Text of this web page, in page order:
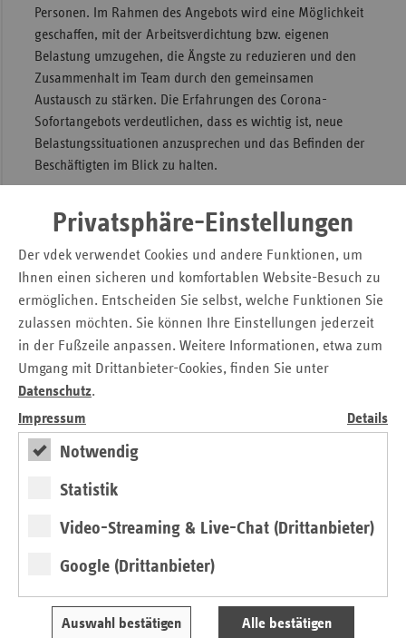
Privatsphäre-Einstellungen
Der vdek verwendet Cookies und andere Funktionen, um
Ihnen einen sicheren und komfortablen Website-Besuch zu
ermöglichen. Entscheiden Sie selbst, welche Funktionen Sie
zulassen möchten. Sie können Ihre Einstellungen jederzeit
in der Fußzeile anpassen. Weitere Informationen, etwa zum
Umgang mit Drittanbieter-Cookies, finden Sie unter
Datenschutz.
Impressum
Details
Notwendig
Statistik
Video-Streaming & Live-Chat (Drittanbieter)
Google (Drittanbieter)
Auswahl bestätigen Alle bestätigen
Personen. Im Rahmen des Angebots wird eine Möglichkeit
geschaffen, mit der Arbeitsverdichtung bzw. eigenen
Belastung umzugehen, die Ängste zu reduzieren und den
Zusammenhalt im Team durch den gemeinsamen
Austausch zu stärken. Die Erfahrungen des Corona-
Sofortangebots verdeutlichen, dass es wichtig ist, neue
Belastungssituationen anzusprechen und das Befinden der
Beschäftigten im Blick zu halten.
Weitere Artikel aus
ersatzkasse
magazin.6. Ausgabe 2020